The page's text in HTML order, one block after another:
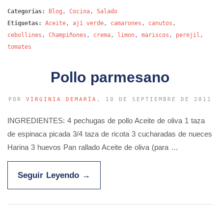
Categorías: Blog , Cocina, Salado
Etiquetas:
Aceite, ají verde, camarones , canutos ,
cebollines , Champiñones , crema, limon, mariscos , perejil ,
tomates
Pollo parmesano
POR VIRGINIA DEMARÍA , 10 DE SEPTIEMBRE DE 2011
INGREDIENTES: 4 pechugas de pollo Aceite de oliva 1 taza
de espinaca picada 3/4 taza de ricota 3 cucharadas de nueces
Harina 3 huevos Pan rallado Aceite de oliva (para …
Seguir Leyendo →